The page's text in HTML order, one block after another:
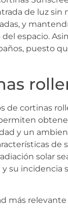
de luz sin
y
espacio.
puesto
de cortinas
y un
de
solar
su incidencia
más relevante